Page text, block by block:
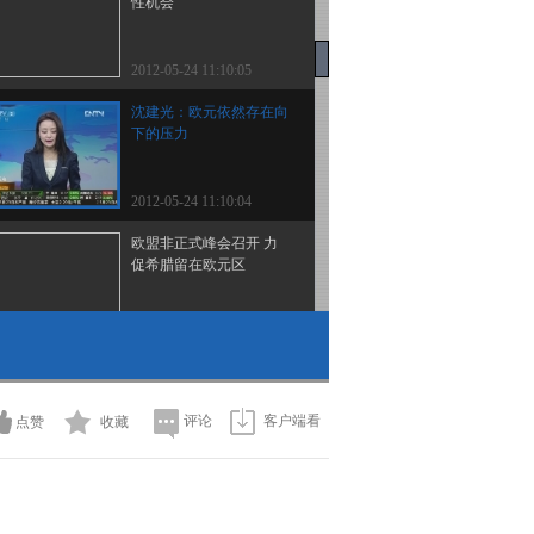
2012-05-24 11:10:05
沈建光：欧元依然存在向
下的压力
2012-05-24 11:10:04
欧盟非正式峰会召开 力
促希腊留在欧元区
2012-05-24 11:05:03
点赞 收藏 评论 客户端看